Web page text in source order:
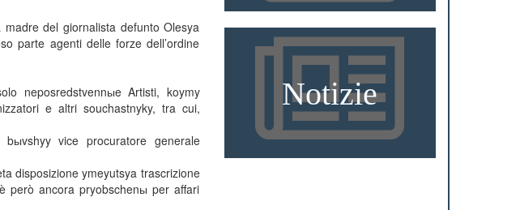
del giornalista defunto Olesya
parte agenti delle forze dell’ordine
neposredstvennыe Artisti, koymy
e altri souchastnyky, tra cui,
bыvshyy vice procuratore generale
disposizione ymeyutsya trascrizione
però ancora pryobschenы per affari
Notizie